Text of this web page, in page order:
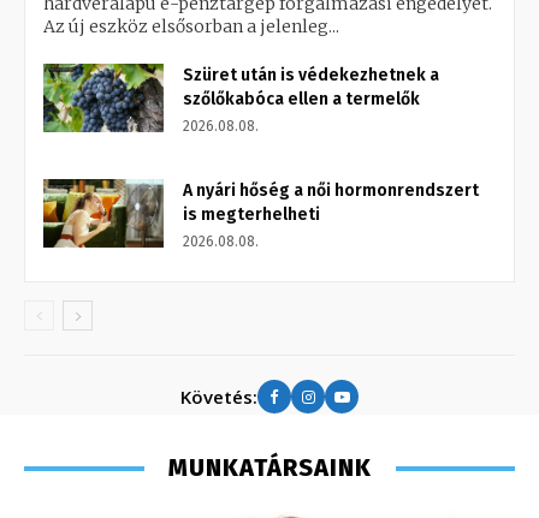
Az új eszköz elsősorban a jelenleg...
Szüret után is védekezhetnek a
szőlőkabóca ellen a termelők
2026.08.08.
A nyári hőség a női hormonrendszert
is megterhelheti
2026.08.08.
Követés:
MUNKATÁRSAINK